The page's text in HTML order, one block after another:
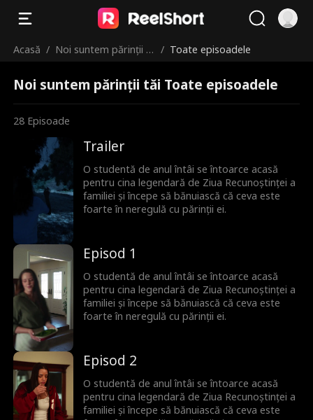
Acasă / Noi suntem părinții t
/ Toate episoadele
Noi suntem părinții tăi Toate episoadele
28 Episoade
Trailer
O studentă de anul întâi se întoarce acasă
pentru cina legendară de Ziua Recunoștinței a
familiei și începe să bănuiască că ceva este
foarte în neregulă cu părinții ei.
Episod 1
O studentă de anul întâi se întoarce acasă
pentru cina legendară de Ziua Recunoștinței a
familiei și începe să bănuiască că ceva este
foarte în neregulă cu părinții ei.
Episod 2
O studentă de anul întâi se întoarce acasă
pentru cina legendară de Ziua Recunoștinței a
familiei și începe să bănuiască că ceva este